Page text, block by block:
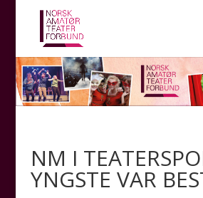
NM I
YNGSTE VAR